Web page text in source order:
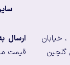
خیابان
گلچین
ارسال
قیمت